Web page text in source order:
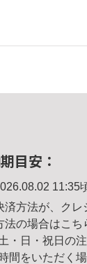
目安：
11:35
済方法が、クレ
法の場合はこち
・日・祝日の
間をいただく